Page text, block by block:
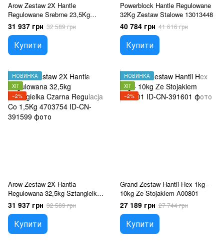
Arow Zestaw 2X Hantle
Regulowane Srebrne 23,5Kg
Stojak Czarny Na 100kg
11907557
31 937 грн 32 589 грн
Купити
Powerblock Hantle Regulowane
32Kg Zestaw Stalowe 13013448
40 784 грн 41 616 грн
Купити
НОВИНКА
ХІТ
−2%
Arow Zestaw 2X Hantla
Regulowana 32,5kg Sztangielka
Czarna Regulacja Co 1,5Kg
4703754
31 937 грн 32 589 грн
Купити
НОВИНКА
ХІТ
−2%
Grand Zestaw Hantli Hex 1kg -
10kg Ze Stojakiem A00801
27 189 грн 27 744 грн
Купити